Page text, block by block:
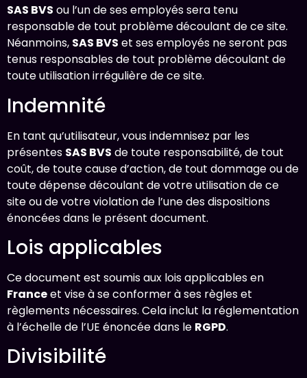
SAS BVS ou l’un de ses employés sera tenu
responsable de tout problème découlant de ce site.
Néanmoins, SAS BVS et ses employés ne seront pas
tenus responsables de tout problème découlant de
toute utilisation irrégulière de ce site.
Indemnité
En tant qu’utilisateur, vous indemnisez par les
présentes SAS BVS de toute responsabilité, de tout
coût, de toute cause d’action, de tout dommage ou de
toute dépense découlant de votre utilisation de ce
site ou de votre violation de l’une des dispositions
énoncées dans le présent document.
Lois applicables
Ce document est soumis aux lois applicables en
Franceet vise à se conformer à ses règles et
règlements nécessaires. Cela inclut la réglementation
à l’échelle de l’UE énoncée dans le RGPD.
Divisibilité